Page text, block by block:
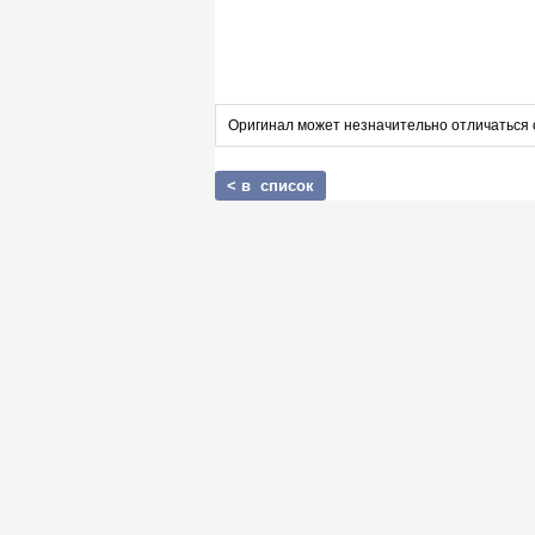
Оригинал может незначительно отличаться
< в список